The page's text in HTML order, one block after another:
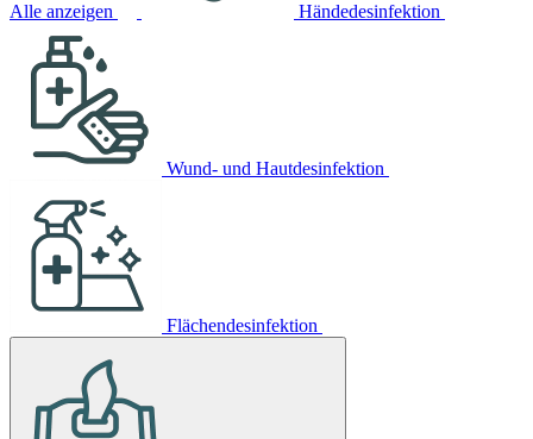
Alle anzeigen Händedesinfektion
Wund- und Hautdesinfektion
Flächendesinfektion